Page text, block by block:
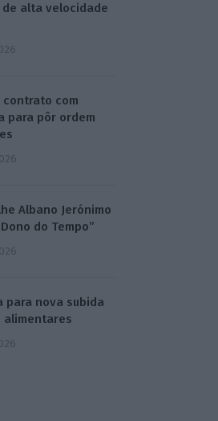
de alta velocidade
contrato com
para pôr ordem
Albano Jerónimo
do Tempo”
para nova subida
alimentares